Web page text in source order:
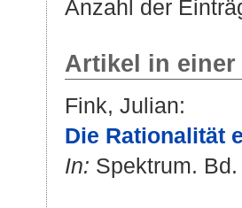
Anzahl der
Artikel in
Fink, Julian:
Die Rationalität
In: Spektrum.